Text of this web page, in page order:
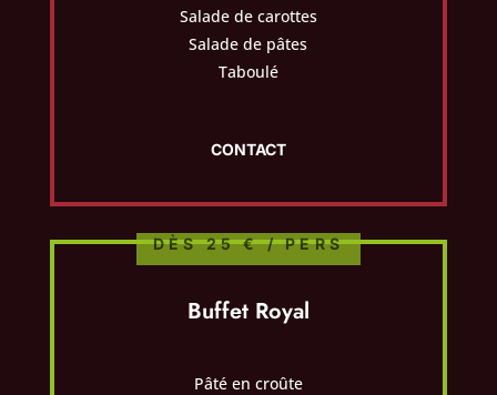
Salade de carottes
Salade de pâtes
Taboulé
CONTACT
DÈS 25 € / PERS
Buffet Royal
Pâté en croûte